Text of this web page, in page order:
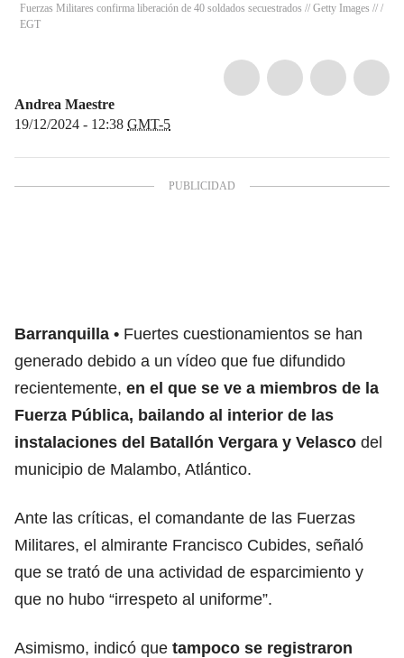
Fuerzas Militares confirma liberación de 40 soldados secuestrados // Getty Images // /
EGT
Andrea Maestre
19/12/2024 - 12:38 GMT-5
Barranquilla
Fuertes cuestionamientos se han
generado debido a un vídeo que fue difundido
recientemente, en el que se ve a miembros de la
Fuerza Pública, bailando al interior de las
instalaciones del Batallón Vergara y Velasco del
municipio de Malambo, Atlántico.
Ante las críticas, el comandante de las Fuerzas
Militares, el almirante Francisco Cubides, señaló
que se trató de una actividad de esparcimiento y
que no hubo “irrespeto al uniforme”.
Asimismo, indicó que tampoco se registraron